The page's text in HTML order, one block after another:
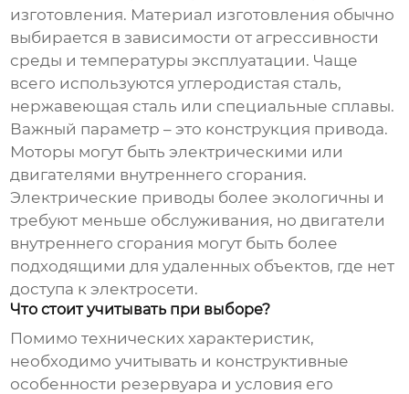
изготовления. Материал изготовления обычно
выбирается в зависимости от агрессивности
среды и температуры эксплуатации. Чаще
всего используются углеродистая сталь,
нержавеющая сталь или специальные сплавы.
Важный параметр – это конструкция привода.
Моторы могут быть электрическими или
двигателями внутреннего сгорания.
Электрические приводы более экологичны и
требуют меньше обслуживания, но двигатели
внутреннего сгорания могут быть более
подходящими для удаленных объектов, где нет
доступа к электросети.
Что стоит учитывать при выборе?
Помимо технических характеристик,
необходимо учитывать и конструктивные
особенности резервуара и условия его